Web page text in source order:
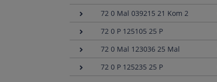
72 0 Mal 039215 21 Kom 2
72 0 P 125105 25 P
72 0 Mal 123036 25 Mal
72 0 P 125235 25 P